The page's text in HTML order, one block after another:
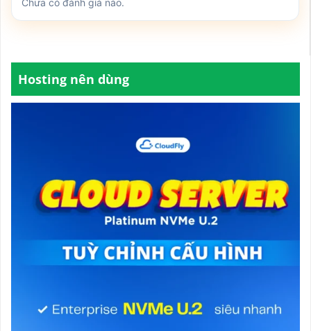
Chưa có đánh giá nào.
Hosting nên dùng